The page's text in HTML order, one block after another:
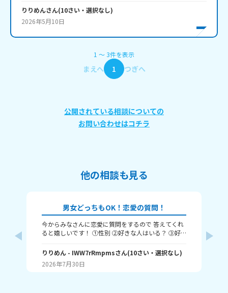
りりめんさん(10さい・ 選択なし)
2026年5月10日
1 〜3件を表示
まえへ 1 つぎへ
公開されている相談についての
お問い合わせはコチラ
他の相談も見る
男女どっちもOK！恋愛の質問！
今からみなさんに恋愛に質問をするので 答えてくれ
ると嬉しいです！ ①性別 ②好きな人はいる？ ③好
か こんな感じだよっ！ ぜひ答えてくれると嬉しいで
す！ 最後まで見てくれてありがとう！ ではバイバ
イ！
りりめん - IWW7rRmpmsさん(10さい・ 選択なし)
2026年7月30日